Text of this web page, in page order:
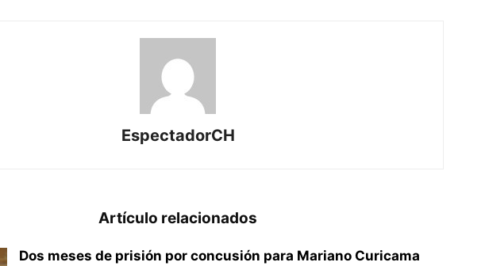
EspectadorCH
Artículo relacionados
Dos meses de prisión por concusión para Mariano Curicama